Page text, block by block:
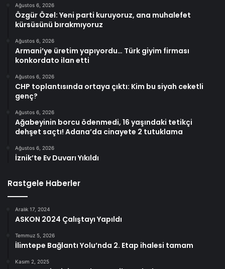
Ağustos 6, 2026
Özgür Özel: Yeni parti kuruyoruz, ana muhalefet
kürsüsünü bırakmıyoruz
Ağustos 6, 2026
Armani’ye üretim yapıyordu… Türk giyim firması
konkordato ilan etti
Ağustos 6, 2026
CHP toplantısında ortaya çıktı: Kim bu siyah ceketli
genç?
Ağustos 6, 2026
Ağabeyinin borcu ödenmedi, 16 yaşındaki tetikçi
dehşet saçtı! Adana’da cinayete 2 tutuklama
Ağustos 6, 2026
İznik’te Ev Duvarı Yıkıldı
Rastgele Haberler
Aralık 17, 2024
ASKON 2024 Çalıştayı Yapıldı
Temmuz 5, 2026
İlimtepe Bağlantı Yolu’nda 2. Etap ihalesi tamam
Kasım 2, 2025